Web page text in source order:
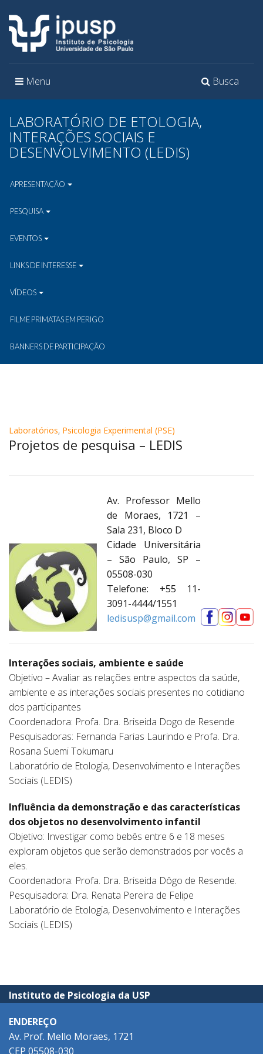
Toggle
Busca
Toggle
Menu
LABORATÓRIO DE ETOLOGIA,
INTERAÇÕES SOCIAIS E
DESENVOLVIMENTO (LEDIS)
APRESENTAÇÃO
PESQUISA
EVENTOS
LINKS DE INTERESSE
VÍDEOS
FILME PRIMATAS EM PERIGO
BANNERS DE PARTICIPAÇÃO
Laboratórios, Psicologia Experimental (PSE)
Projetos de pesquisa – LEDIS
Av. Professor Mello
de Moraes, 1721 –
Sala 231, Bloco D
Cidade Universitária
– São Paulo, SP –
05508-030
Telefone: +55 11-
3091-4444/1551
ledisusp@gmail.com
Interações sociais, ambiente e saúde
Objetivo – Avaliar as relações entre aspectos da saúde,
ambiente e as interações sociais presentes no cotidiano
dos participantes
Coordenadora: Profa. Dra. Briseida Dogo de Resende
Pesquisadoras: Fernanda Farias Laurindo e Profa. Dra.
Rosana Suemi Tokumaru
Laboratório de Etologia, Desenvolvimento e Interações
Sociais (LEDIS)
Influência da demonstração e das características
dos objetos no desenvolvimento infantil
Objetivo: Investigar como bebês entre 6 e 18 meses
exploram objetos que serão demonstrados por vocês a
eles.
Coordenadora: Profa. Dra. Briseida Dôgo de Resende.
Pesquisadora: Dra. Renata Pereira de Felipe
Laboratório de Etologia, Desenvolvimento e Interações
Sociais (LEDIS)
Instituto de Psicologia da USP
ENDEREÇO
Av. Prof. Mello Moraes, 1721
CEP 05508-030